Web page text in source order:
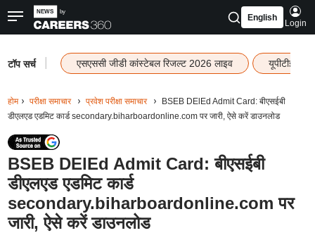
English
Login
टॉप सर्च एसएससी जीडी कांस्टेबल रिजल्ट 2026 लाइव यूपीटीईटी
होम परीक्षा समाचार प्रवेश परीक्षा समाचार
BSEB DElEd Admit Card: बीएसईबी
डीएलएड एडमिट कार्ड secondary.biharboardonline.com पर जारी, ऐसे करें डाउनलोड
BSEB DElEd Admit Card: बीएसईबी
डीएलएड एडमिट कार्ड
secondary.biharboardonline.com पर
जारी, ऐसे करें डाउनलोड